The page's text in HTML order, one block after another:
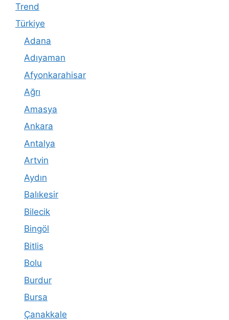
Trend
Türkiye
Adana
Adıyaman
Afyonkarahisar
Ağrı
Amasya
Ankara
Antalya
Artvin
Aydın
Balıkesir
Bilecik
Bingöl
Bitlis
Bolu
Burdur
Bursa
Çanakkale